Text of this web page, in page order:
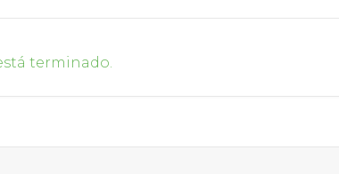
terminado.